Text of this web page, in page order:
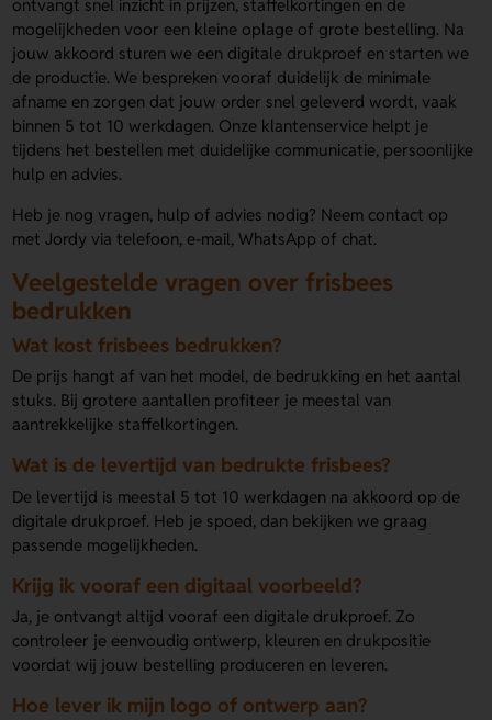
ontvangt snel inzicht in prijzen, staffelkortingen en de
mogelijkheden voor een kleine oplage of grote bestelling. Na
jouw akkoord sturen we een digitale drukproef en starten we
de productie. We bespreken vooraf duidelijk de minimale
afname en zorgen dat jouw order snel geleverd wordt, vaak
binnen 5 tot 10 werkdagen. Onze klantenservice helpt je
tijdens het bestellen met duidelijke communicatie, persoonlijke
hulp en advies.
Heb je nog vragen, hulp of advies nodig? Neem contact op
met Jordy via telefoon, e-mail, WhatsApp of chat.
Veelgestelde vragen over frisbees
bedrukken
Wat kost frisbees bedrukken?
De prijs hangt af van het model, de bedrukking en het aantal
stuks. Bij grotere aantallen profiteer je meestal van
aantrekkelijke staffelkortingen.
Wat is de levertijd van bedrukte frisbees?
De levertijd is meestal 5 tot 10 werkdagen na akkoord op de
digitale drukproef. Heb je spoed, dan bekijken we graag
passende mogelijkheden.
Krijg ik vooraf een digitaal voorbeeld?
Ja, je ontvangt altijd vooraf een digitale drukproef. Zo
controleer je eenvoudig ontwerp, kleuren en drukpositie
voordat wij jouw bestelling produceren en leveren.
Hoe lever ik mijn logo of ontwerp aan?